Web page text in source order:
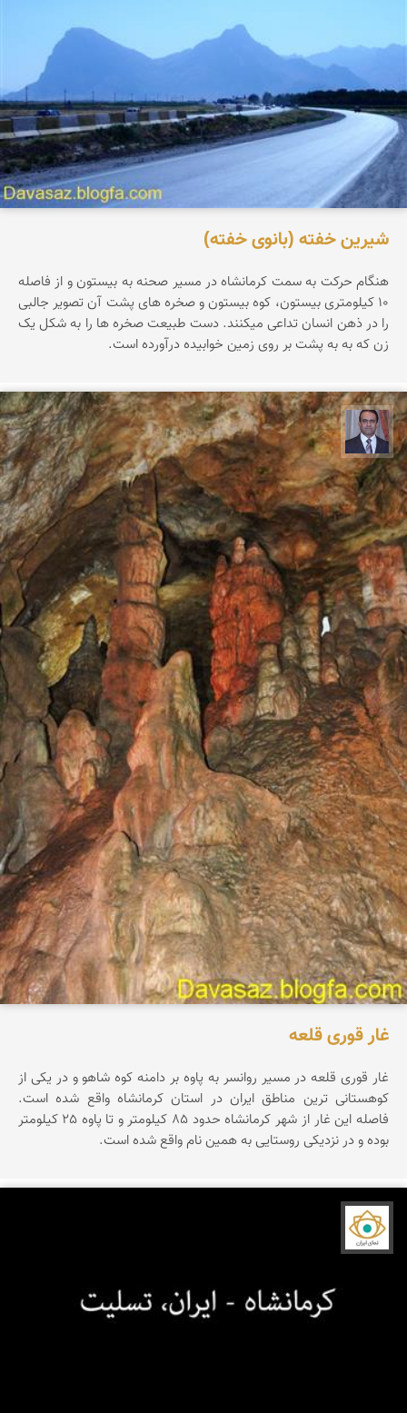
شیرین خفته (بانوی خفته)
هنگام حرکت به سمت کرمانشاه در مسیر صحنه به بیستون و از فاصله
۱۰ کیلومتری بیستون، کوه بیستون و صخره های پشت آن تصویر جالبی
را در ذهن انسان تداعی میکنند. دست طبیعت صخره ها را به شکل یک
زن که به به پشت بر روی زمین خوابیده درآورده است.
نادر چقاجردی
غار قوری قلعه
غار قوری قلعه در مسیر روانسر به پاوه بر دامنه کوه شاهو و در یکی از
کوهستانی ترین مناطق ایران در استان کرمانشاه واقع شده است.
فاصله این غار از شهر کرمانشاه حدود 85 کیلومتر و تا پاوه 25 کیلومتر
بوده و در نزدیکی روستایی به همین نام واقع شده است.